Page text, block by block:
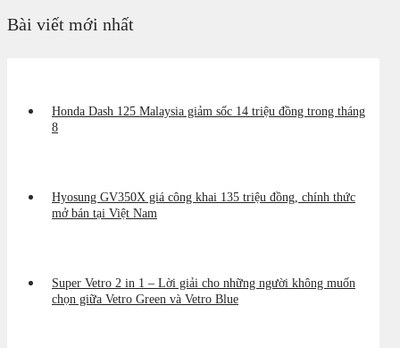
Bài viết mới nhất
Honda Dash 125 Malaysia giảm sốc 14 triệu đồng trong tháng
8
Hyosung GV350X giá công khai 135 triệu đồng, chính thức
mở bán tại Việt Nam
Super Vetro 2 in 1 – Lời giải cho những người không muốn
chọn giữa Vetro Green và Vetro Blue